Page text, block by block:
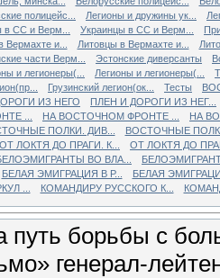
полицейс... Легионы и дружины ук...
в СС и Верм... Украинцы в СС и Верм...
Вермахте и... Литовцы в Вермахте и...
части Верм... Эстонские диверсанты
и легионеры(... Легионы и легионеры(...
Грузинский легион(ок... Тесты
ИЗ НЕГО
ПЛЕН И ДОРОГИ ИЗ НЕГ...
...
НА ВОСТОЧНОМ ФРОНТЕ ...
НА
ПОЛКИ. ДИВ...
ВОСТОЧНЫЕ
ОТ ЛОКТЯ ДО ПРАГИ. К...
ОТ ЛОКТЯ ДО
ВО ВЛА...
БЕЛАЯ ЭМИГРАЦИЯ В Р...
БЕЛАЯ
...
КОМАНДИРУ РУССКОГО К...
путь борьбы с
генерал-